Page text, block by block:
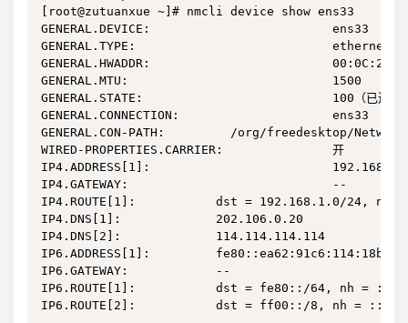
[root@zutuanxue ~]# nmcli device show ens33
GENERAL.DEVICE:                         ens33
GENERAL.TYPE:                           ethernet
GENERAL.HWADDR:
GENERAL.MTU:                            1500
GENERAL.STATE:                          100（已连接
GENERAL.CONNECTION:                     ens33
GENERAL.CON-PATH:         /org/freedesktop/
WIRED-PROPERTIES.CARRIER:               开
IP4.ADDRESS[1]:
IP4.GATEWAY:                            --
IP4.ROUTE[1]:           dst = 192.168.1.0/24, nh
IP4.DNS[1]:             202.106.0.20
IP4.DNS[2]:             114.114.114.114
IP6.ADDRESS[1]:         fe80::ea62:91c6:114:18bb/
IP6.GATEWAY:            --
IP6.ROUTE[1]:           dst = fe80::/64, nh = ::,
IP6.ROUTE[2]:           dst = ff00::/8, nh = ::, mt